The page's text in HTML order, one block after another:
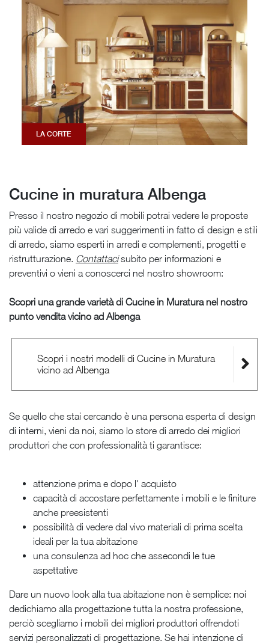
LA CORTE
Cucine in muratura Albenga
Presso il nostro negozio di mobili potrai vedere le proposte
più valide di arredo e vari suggerimenti in fatto di design e stili
di arredo, siamo esperti in arredi e complementi, progetti e
ristrutturazione. Contattacisubito per informazioni e
preventivi o vieni a conoscerci nel nostro showroom:
Scopri una grande varietà di Cucine in Muratura nel nostro
punto vendita vicino ad Albenga
Scopri i nostri modelli di Cucine in Muratura
vicino ad Albenga
Se quello che stai cercando è una persona esperta di design
di interni, vieni da noi, siamo lo store di arredo dei migliori
produttori che con professionalità ti garantisce:
attenzione prima e dopo l' acquisto
capacità di accostare perfettamente i mobili e le finiture
anche preesistenti
possibilità di vedere dal vivo materiali di prima scelta
ideali per la tua abitazione
una consulenza ad hoc che assecondi le tue
aspettative
Dare un nuovo look alla tua abitazione non è semplice: noi
dedichiamo alla progettazione tutta la nostra professione,
perciò scegliamo i mobili dei migliori produttori offrendoti
servizi personalizzati di progettazione. Se hai intenzione di